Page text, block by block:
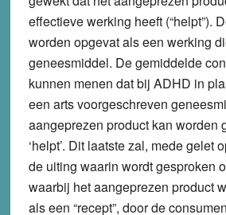
effectieve werking heeft (“helpt”).
worden opgevat als een werking
geneesmiddel. De gemiddelde
kunnen menen dat bij ADHD in
een arts voorgeschreven
aangeprezen product kan worden
‘helpt’. Dit laatste zal, mede gelet
de uiting waarin wordt gesproken
waarbij het aangeprezen product
als een “recept”, door de